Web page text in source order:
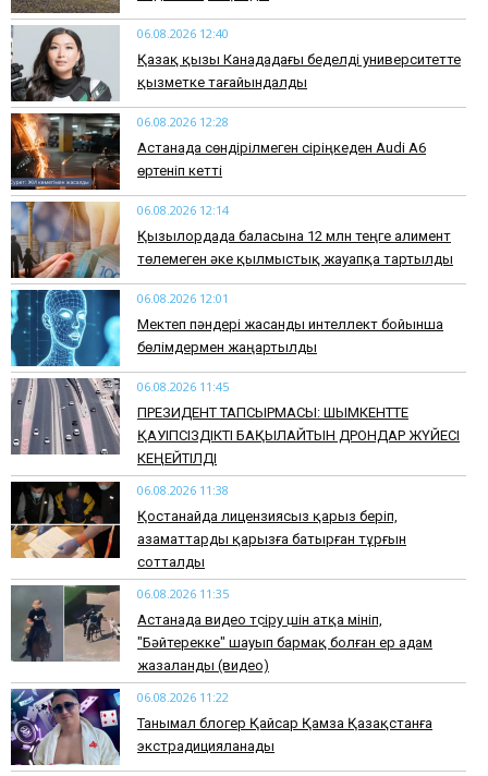
06.08.2026 12:40
Қазақ қызы Канададағы беделді университетте
қызметке тағайындалды
06.08.2026 12:28
Астанада сөндірілмеген сіріңкеден Audi A6
өртеніп кетті
06.08.2026 12:14
Қызылордада баласына 12 млн теңге алимент
төлемеген әке қылмыстық жауапқа тартылды
06.08.2026 12:01
Мектеп пәндері жасанды интеллект бойынша
бөлімдермен жаңартылды
06.08.2026 11:45
​ПРЕЗИДЕНТ ТАПСЫРМАСЫ: ШЫМКЕНТТЕ
ҚАУІПСІЗДІКТІ БАҚЫЛАЙТЫН ДРОНДАР ЖҮЙЕСІ
КЕҢЕЙТІЛДІ
06.08.2026 11:38
Қостанайда лицензиясыз қарыз беріп,
азаматтарды қарызға батырған тұрғын
сотталды
06.08.2026 11:35
Астанада видео түсіру үшін атқа мініп,
"Бәйтерекке" шауып бармақ болған ер адам
жазаланды (видео)
06.08.2026 11:22
Танымал блогер Қайсар Қамза Қазақстанға
экстрадицияланады